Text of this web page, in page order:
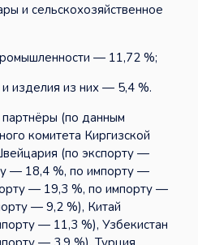
и сельскохозяйственное
— 11,72 %;
изделия из них — 5,4 %.
(по данным
комитета Киргизской
(по экспорту —
— 18,4 %, по импорту —
— 19,3 %, по импорту —
— 9,2 %), Китай
— 11,3 %), Узбекистан